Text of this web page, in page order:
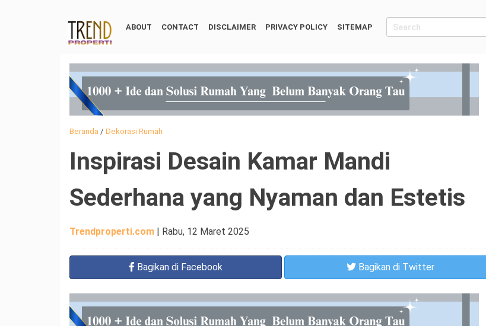
ABOUT CONTACT DISCLAIMER PRIVACY POLICY SITEMAP
Beranda / Dekorasi Rumah
Inspirasi Desain Kamar Mandi
Sederhana yang Nyaman dan Estetis
Trendproperti.com | Rabu, 12 Maret 2025
Bagikan di Facebook Bagikan di Twitter